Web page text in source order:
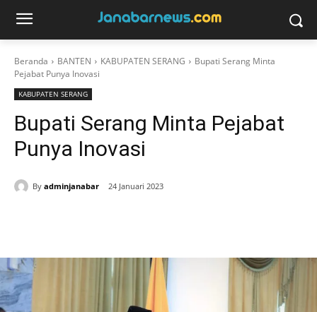
Beranda BANTEN KABUPATEN SERANG
Bupati Serang Minta
Pejabat Punya Inovasi
KABUPATEN SERANG
Bupati Serang Minta Pejabat
Punya Inovasi
By adminjanabar 24 Januari 2023